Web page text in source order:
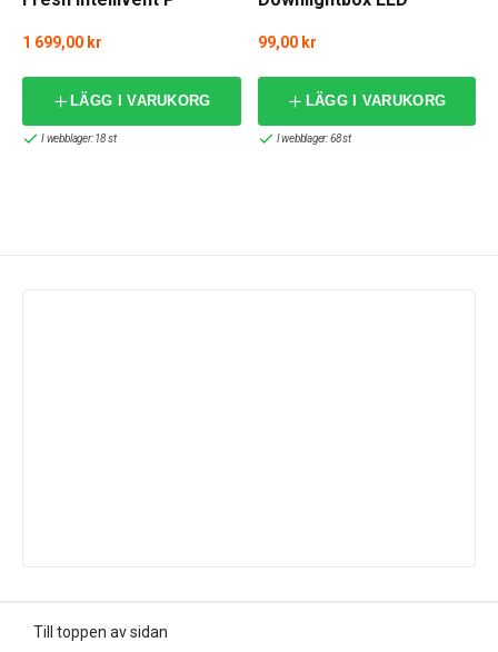
1 699,00 kr
LÄGG I VARUKORG
I webblager: 18 st
99,00 kr
LÄGG I VARUKORG
I webblager: 68 st
Till toppen av sidan